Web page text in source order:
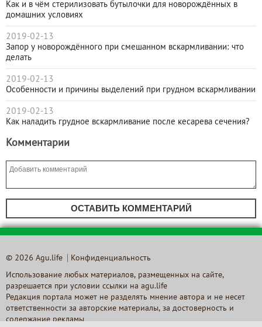
Как и в чём стерилизовать бутылочки для новорождённых в
домашних условиях
2019-02-13
Запор у новорождённого при смешанном вскармливании: что
делать
2019-02-13
Особенности и причины выделений при грудном вскармливании
2019-02-13
Как наладить грудное вскармливание после кесарева сечения?
Комментарии
ОСТАВИТЬ КОММЕНТАРИЙ
© 2026 Agu.life Конфиденциальность
Использование любых материалов, размещенных на сайте,
разрешается при условии ссылки на agu.life
Редакция портала может не разделять мнение автора и не несет
ответственности за авторские материалы, за достоверность и
содержание рекламы